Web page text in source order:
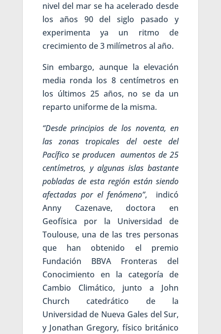
nivel del mar se ha acelerado desde
los años 90 del siglo pasado y
experimenta ya un ritmo de
crecimiento de 3 milímetros al año.
Sin embargo, aunque la elevación
media ronda los 8 centímetros en
los últimos 25 años, no se da un
reparto uniforme de la misma.
“Desde principios de los noventa, en
las zonas tropicales del oeste del
Pacífico se producen aumentos de 25
centímetros, y algunas islas bastante
pobladas de esta región están siendo
afectadas por el fenómeno”, indicó
Anny Cazenave, doctora en
Geofísica por la Universidad de
Toulouse, una de las tres personas
que han obtenido el premio
Fundación BBVA Fronteras del
Conocimiento en la categoría de
Cambio Climático, junto a John
Church catedrático de la
Universidad de Nueva Gales del Sur,
y Jonathan Gregory, físico británico